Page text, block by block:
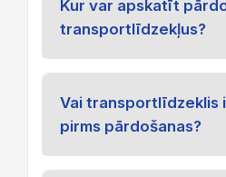
Kur var apskatīt
transportlīdzekļus?
Vai transportlīdzeklis
pirms pārdošanas?